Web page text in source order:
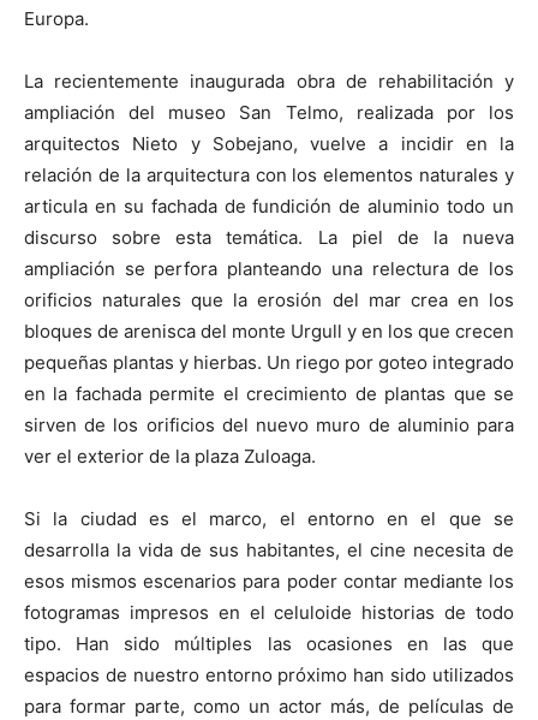
Europa.
La recientemente inaugurada obra de rehabilitación y
ampliación del museo San Telmo, realizada por los
arquitectos Nieto y Sobejano, vuelve a incidir en la
relación de la arquitectura con los elementos naturales y
articula en su fachada de fundición de aluminio todo un
discurso sobre esta temática. La piel de la nueva
ampliación se perfora planteando una relectura de los
orificios naturales que la erosión del mar crea en los
bloques de arenisca del monte Urgull y en los que crecen
pequeñas plantas y hierbas. Un riego por goteo integrado
en la fachada permite el crecimiento de plantas que se
sirven de los orificios del nuevo muro de aluminio para
ver el exterior de la plaza Zuloaga.
Si la ciudad es el marco, el entorno en el que se
desarrolla la vida de sus habitantes, el cine necesita de
esos mismos escenarios para poder contar mediante los
fotogramas impresos en el celuloide historias de todo
tipo. Han sido múltiples las ocasiones en las que
espacios de nuestro entorno próximo han sido utilizados
para formar parte, como un actor más, de películas de